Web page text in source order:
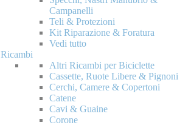
Campanelli
Teli & Protezioni
Kit Riparazione & Foratura
Vedi tutto
Ricambi
Altri Ricambi per Biciclette
Cassette, Ruote Libere & Pignoni
Cerchi, Camere & Copertoni
Catene
Cavi & Guaine
Corone